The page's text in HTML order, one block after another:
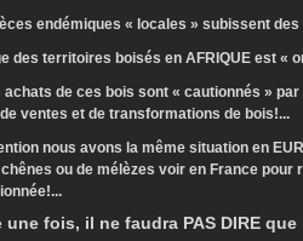
endémiques « locales » subissent
des territoires boisés en AFRIQUE est «
achats de ces bois sont « cautionnés »
ventes et de transformations de bois!...
nous avons la même situation en
ou de mélèzes voir en France pour
une fois, il ne faudra PAS DIRE